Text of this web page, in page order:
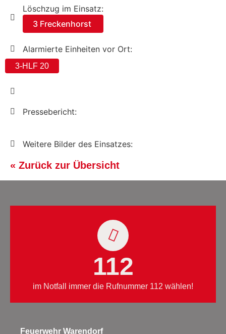
Löschzug im Einsatz:
3 Freckenhorst
Alarmierte Einheiten vor Ort:
3-HLF 20
Pressebericht:
Weitere Bilder des Einsatzes:
« Zurück zur Übersicht
112
im Notfall immer die Rufnummer 112 wählen!
Feuerwehr Warendorf